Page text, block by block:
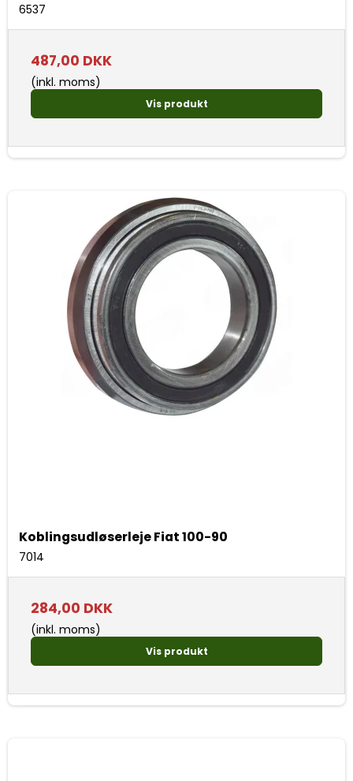
6537
487,00 DKK
(inkl. moms)
Vis produkt
Koblingsudløserleje Fiat 100-90
7014
284,00 DKK
(inkl. moms)
Vis produkt